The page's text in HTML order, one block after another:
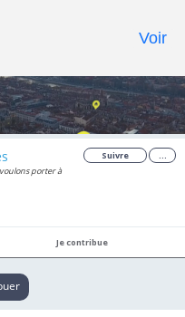
Toggle
porter à
Suivre ...
Je contribue
Voir